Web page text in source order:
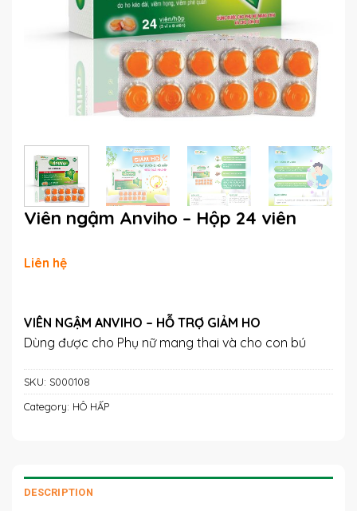
Viên ngậm Anviho – Hộp 24 viên
Liên hệ
VIÊN NGẬM ANVIHO – HỖ TRỢ GIẢM HO
Dùng được cho Phụ nữ mang thai và cho con bú
SKU: S000108
Category: HÔ HẤP
DESCRIPTION